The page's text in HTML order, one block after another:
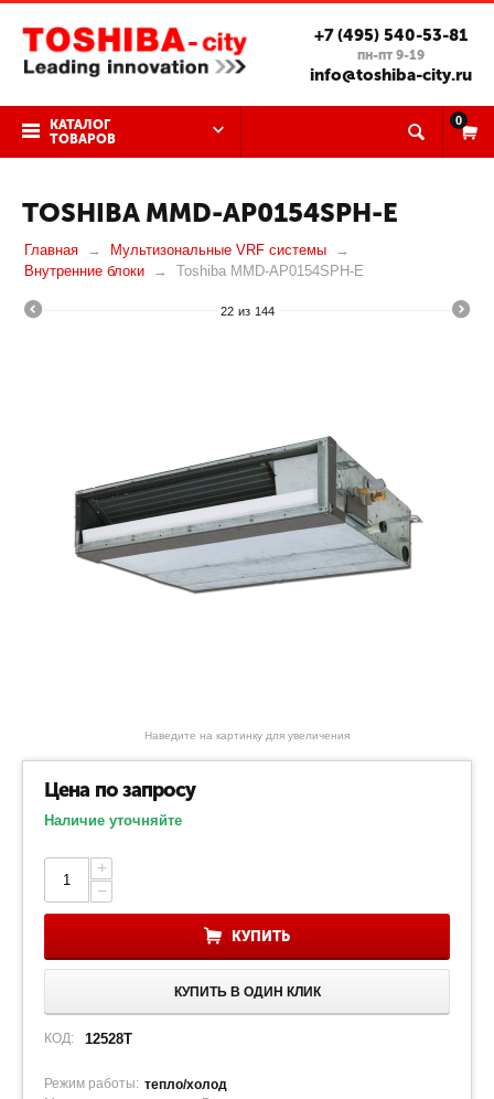
+7 (495) 540-53-81
пн-пт 9-19
info@toshiba-city.ru
КАТАЛОГ
ТОВАРОВ
0
TOSHIBA MMD-AP0154SPH-E
Главная
Мультизональные VRF системы
Внутренние блоки
Toshiba MMD-AP0154SPH-E
22 из 144
Наведите на картинку для увеличения
Цена по запросу
Наличие уточняйте
+
−
КУПИТЬ
КУПИТЬ В ОДИН КЛИК
КОД: 12528T
Режим работы: тепло/холод